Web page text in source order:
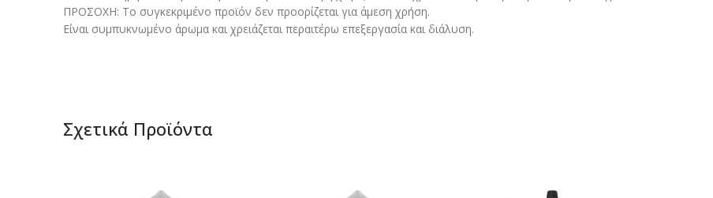
ΠΡΟΣΟΧΗ: Το συγκεκριμένο προϊόν δεν προορίζεται για άμεση χρήση.
Είναι συμπυκνωμένο άρωμα και χρειάζεται περαιτέρω επεξεργασία και διάλυση.
Σχετικά Προϊόντα